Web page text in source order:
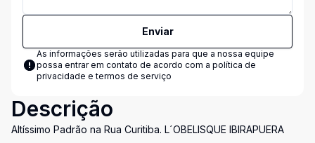
Enviar
As informações serão utilizadas para que a nossa equipe
possa entrar em contato de acordo com a política de
privacidade e termos de serviço
Descrição
Altíssimo Padrão na Rua Curitiba. L´OBELISQUE IBIRAPUERA